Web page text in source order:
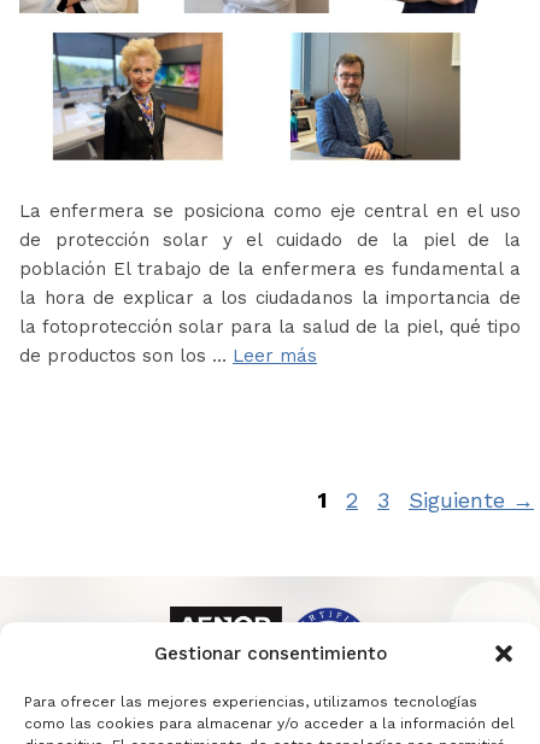
Gestionar consentimiento
Para ofrecer las mejores experiencias, utilizamos tecnologías
como las cookies para almacenar y/o acceder a la información del
La enfermera se posiciona como eje central en el uso
de protección solar y el cuidado de la piel de la
población El trabajo de la enfermera es fundamental a
la hora de explicar a los ciudadanos la importancia de
la fotoprotección solar para la salud de la piel, qué tipo
de productos son los … Leer más
Página
1 Página
2 Página
3 Siguiente →